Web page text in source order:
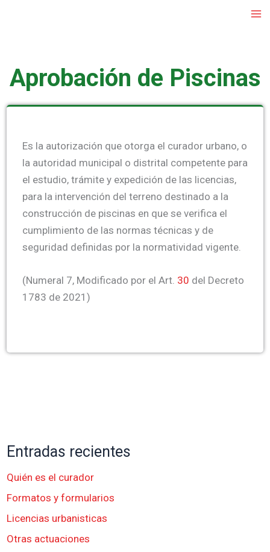
Aprobación de Piscinas
Es la autorización que otorga el curador urbano, o
la autoridad municipal o distrital competente para
el estudio, trámite y expedición de las licencias,
para la intervención del terreno destinado a la
construcción de piscinas en que se verifica el
cumplimiento de las normas técnicas y de
seguridad definidas por la normatividad vigente.
(Numeral 7, Modificado por el Art. 30 del Decreto
1783 de 2021)
Entradas recientes
Quién es el curador
Formatos y formularios
Licencias urbanisticas
Otras actuaciones